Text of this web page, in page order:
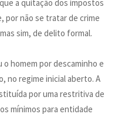
a quitação dos impostos
por não se tratar de crime
sim, de delito formal.
o homem por descaminho e
no regime inicial aberto. A
por uma restritiva de
mínimos para entidade